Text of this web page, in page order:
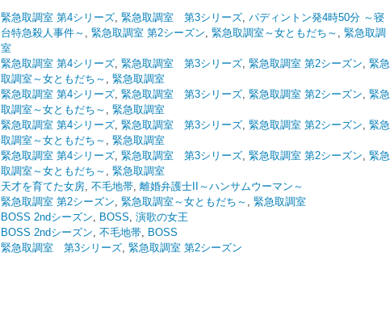
緊急取調室 第4シリーズ, 緊急取調室 第3シリーズ, パディントン発4時50分 ～寝
台特急殺人事件～ , 緊急取調室 第2シーズン, 緊急取調室～女ともだち～ , 緊急取調
室
緊急取調室 第4シリーズ, 緊急取調室 第3シリーズ, 緊急取調室 第2シーズン, 緊急
取調室～女ともだち～ , 緊急取調室
緊急取調室 第4シリーズ, 緊急取調室 第3シリーズ, 緊急取調室 第2シーズン, 緊急
取調室～女ともだち～ , 緊急取調室
緊急取調室 第4シリーズ, 緊急取調室 第3シリーズ, 緊急取調室 第2シーズン, 緊急
取調室～女ともだち～ , 緊急取調室
緊急取調室 第4シリーズ, 緊急取調室 第3シリーズ, 緊急取調室 第2シーズン, 緊急
取調室～女ともだち～ , 緊急取調室
天才を育てた女房, 不毛地帯, 離婚弁護士II～ハンサムウーマン～
緊急取調室 第2シーズン, 緊急取調室～女ともだち～ , 緊急取調室
BOSS 2ndシーズン, BOSS, 演歌の女王
BOSS 2ndシーズン, 不毛地帯, BOSS
緊急取調室 第3シリーズ, 緊急取調室 第2シーズン